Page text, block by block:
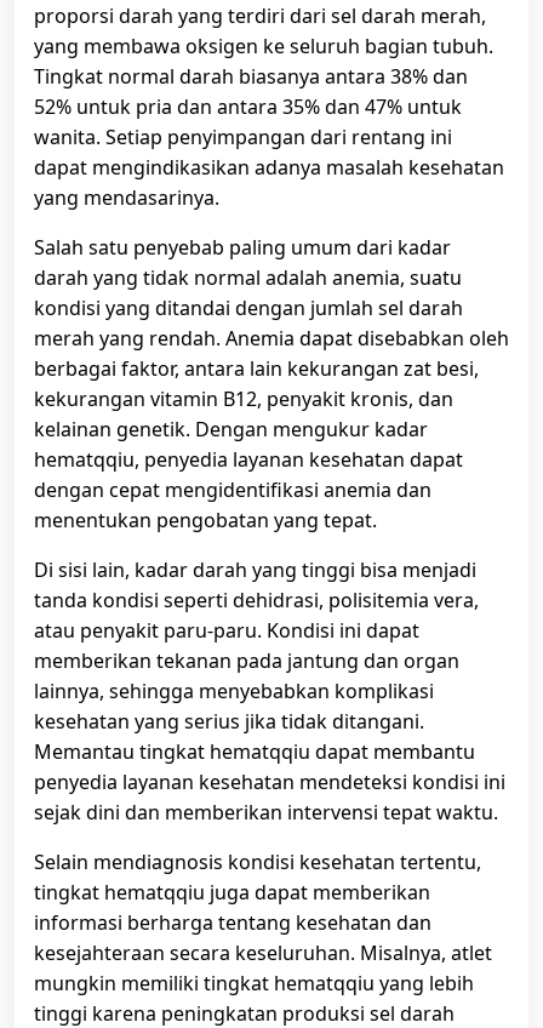
proporsi darah yang terdiri dari sel darah merah,
yang membawa oksigen ke seluruh bagian tubuh.
Tingkat normal darah biasanya antara 38% dan
52% untuk pria dan antara 35% dan 47% untuk
wanita. Setiap penyimpangan dari rentang ini
dapat mengindikasikan adanya masalah kesehatan
yang mendasarinya.
Salah satu penyebab paling umum dari kadar
darah yang tidak normal adalah anemia, suatu
kondisi yang ditandai dengan jumlah sel darah
merah yang rendah. Anemia dapat disebabkan oleh
berbagai faktor, antara lain kekurangan zat besi,
kekurangan vitamin B12, penyakit kronis, dan
kelainan genetik. Dengan mengukur kadar
hematqqiu, penyedia layanan kesehatan dapat
dengan cepat mengidentifikasi anemia dan
menentukan pengobatan yang tepat.
Di sisi lain, kadar darah yang tinggi bisa menjadi
tanda kondisi seperti dehidrasi, polisitemia vera,
atau penyakit paru-paru. Kondisi ini dapat
memberikan tekanan pada jantung dan organ
lainnya, sehingga menyebabkan komplikasi
kesehatan yang serius jika tidak ditangani.
Memantau tingkat hematqqiu dapat membantu
penyedia layanan kesehatan mendeteksi kondisi ini
sejak dini dan memberikan intervensi tepat waktu.
Selain mendiagnosis kondisi kesehatan tertentu,
tingkat hematqqiu juga dapat memberikan
informasi berharga tentang kesehatan dan
kesejahteraan secara keseluruhan. Misalnya, atlet
mungkin memiliki tingkat hematqqiu yang lebih
tinggi karena peningkatan produksi sel darah